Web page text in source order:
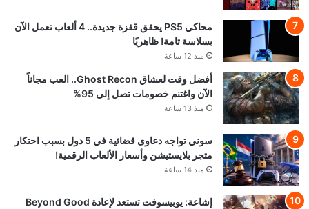
محاكي PS5 يحقق قفزة جديدة.. 4 ألعاب تعمل الآن
بسلاسة تامة! ظاهريًا
منذ 12 ساعة
أفضل وقت لعشاق Ghost Recon.. العب مجاناً
الآن واغتنم خصومات تصل إلى 95%
منذ 13 ساعة
سوني تواجه دعاوى قضائية في 5 دول بسبب احتكار
متجر بلايستيشن وأسعار الألعاب الرقمية!
منذ 14 ساعة
إشاعة: يوبيسوفت تستعد لإعادة Beyond Good